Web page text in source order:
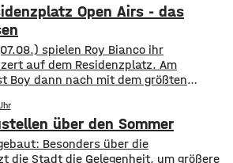
Open Airs - das
spielen Roy Bianco ihr
auf dem Residenzplatz. Am
Boy dann nach mit dem größten
wissen müsst, gibt es hier.
vom 07.08. 6 Uhr bis 09.08. 5 Uhr
gesperrt Balthasar-Neumann-
den Einmündungen Neubau- und
über den Sommer
Besonders über die
die Stadt die Gelegenheit, um größere